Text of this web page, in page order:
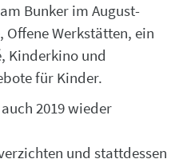
Bunker im August-
Werkstätten, ein
Kinderkino und
für Kinder.
2019 wieder
und stattdessen